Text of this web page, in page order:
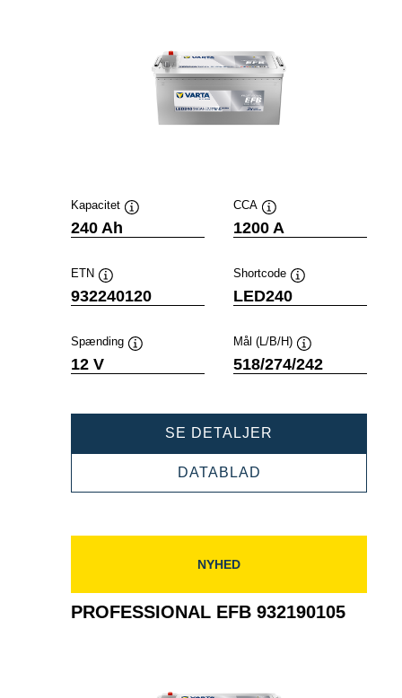
Kapacitet
240 Ah
CCA
Værktøjstip
1200 A
ETN
Værktøjstip
932240120
Shortcode
LED240
Spænding
12 V
Mål (L/B/H)
Værktøjstip
518/274/242
SE DETALJER
DATABLAD
NYHED
PROFESSIONAL EFB 932190105